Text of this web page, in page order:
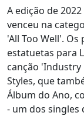
A edição de
venceu na
'All Too Well'.
estatuetas para
canção
Styles, que
Álbum do Ano,
- um dos singles